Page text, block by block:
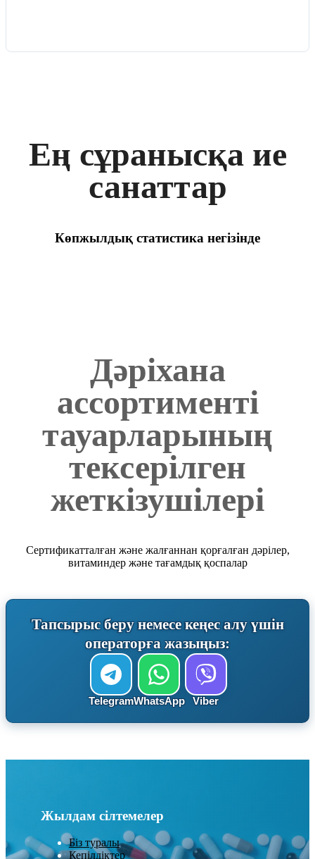
Ең сұранысқа ие
санаттар
Көпжылдық статистика негізінде
Дәріхана
ассортименті
тауарларының
тексерілген
жеткізушілері
Сертификатталған және жалғаннан қорғалған дәрілер,
витаминдер және тағамдық қоспалар
Тапсырыс беру немесе кеңес алу үшін
операторға жазыңыз:
TelegramWhatsApp Viber
Жылдам сілтемелер
Біз туралы
Кепілдіктер